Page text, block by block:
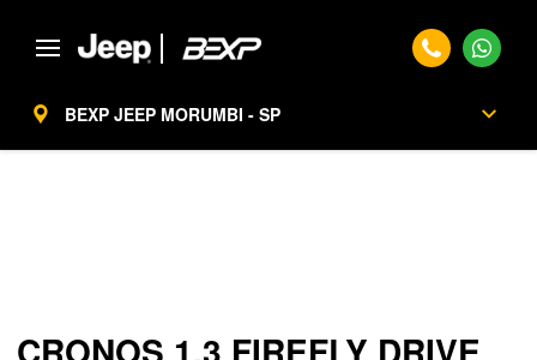
BEXP JEEP MORUMBI - SP